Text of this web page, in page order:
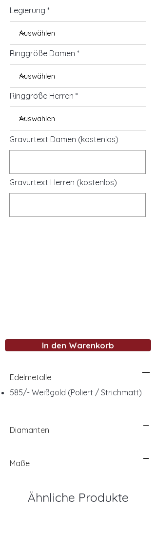
Legierung
Ringgröße Damen
Ringgröße Herren
Gravurtext Damen (kostenlos)
Gravurtext Herren (kostenlos)
In den Warenkorb
Edelmetalle
585/- Weißgold (Poliert / Strichmatt)
Diamanten
Maße
Ähnliche Produkte